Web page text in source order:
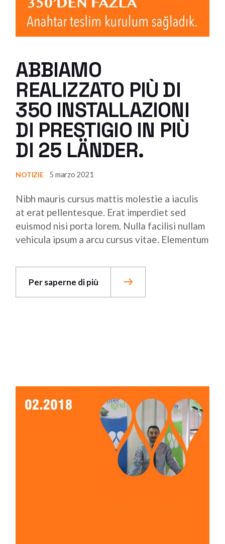
ABBIAMO
REALIZZATO PIÙ DI
350 INSTALLAZIONI
DI PRESTIGIO IN PIÙ
DI 25 LÄNDER.
NOTIZIE 5 marzo 2021
Nibh mauris cursus mattis molestie a iaculis
at erat pellentesque. Erat imperdiet sed
euismod nisi porta lorem. Nulla facilisi nullam
vehicula ipsum a arcu cursus vitae. Elementum
Per saperne di più